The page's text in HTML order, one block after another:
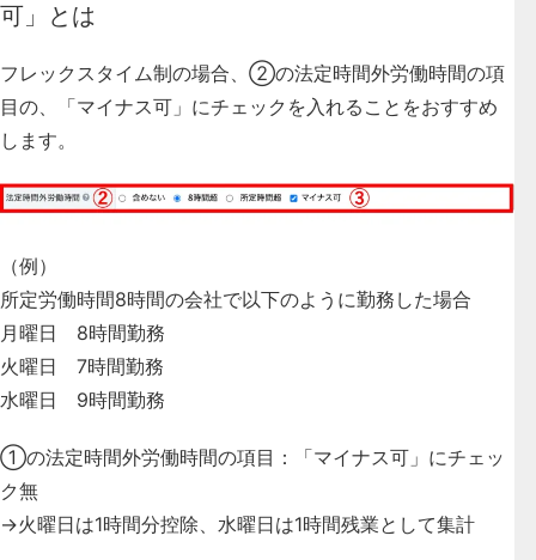
可」とは
フレックスタイム制の場合、 ②の法定時間外労働時間の項
目の、「マイナス可」にチェックを入れる ことをおすすめ
します。
（例）
所定労働時間8時間の会社で以下のように勤務した場合
月曜日 8時間勤務
火曜日 7時間勤務
水曜日 9時間勤務
①の法定時間外労働時間の項目：「マイナス可」にチェッ
ク無
→火曜日は1時間分控除、水曜日は1時間残業として集計